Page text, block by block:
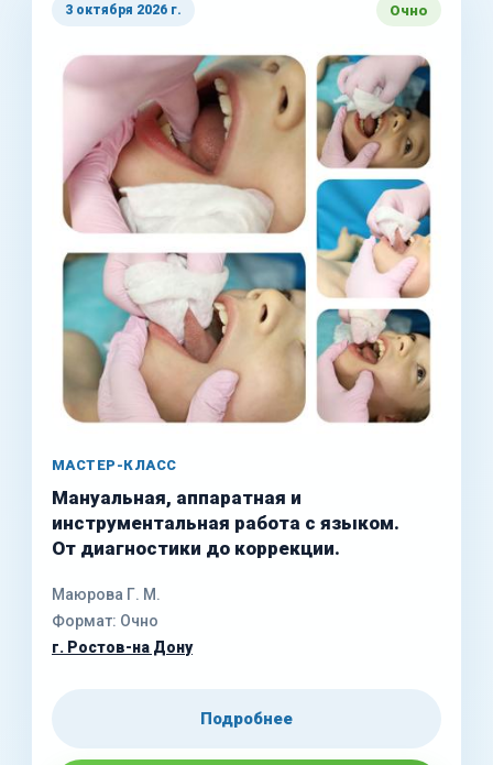
3 октября 2026 г. Очно
МАСТЕР-КЛАСС
Мануальная, аппаратная и
инструментальная работа с языком.
От диагностики до коррекции.
Маюрова Г. М.
Формат: Очно
г. Ростов-на Дону
Подробнее